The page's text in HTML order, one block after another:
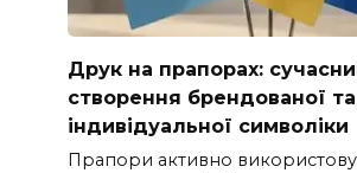
Друк на прапорах:
створення брендованої та
індивідуальної символіки
Прапори активно